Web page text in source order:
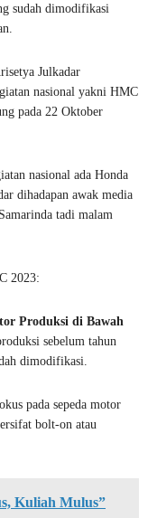
sudah dimodifikasi
Julkadar
nasional yakni HMC
pada 22 Oktober
nasional ada Honda
dihadapan awak media
tadi malam
2023:
Produksi di Bawah
sebelum tahun
dimodifikasi.
pada sepeda motor
bolt-on atau
Kuliah Mulus”